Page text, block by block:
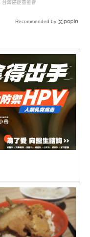
台灣癌症基金會
Recommended by